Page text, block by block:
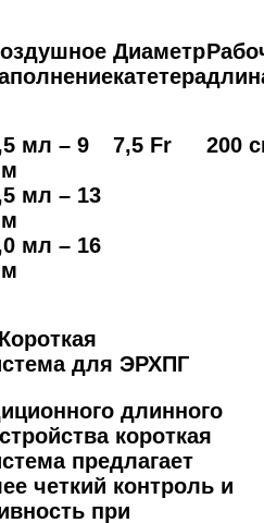
Диаметр
катетера
мл – 9
мл – 13
мл – 16
7,5 Fr 200
для ЭРХПГ
длинного
короткая
предлагает
четкий контроль и
при